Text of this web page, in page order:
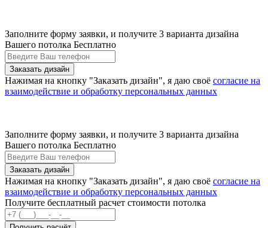
Заполните форму заявки, и получите 3 варианта дизайна
Вашего потолка Бесплатно
Нажимая на кнопку "Заказать дизайн", я даю своё согласие на
взаимодействие и обработку персональных данных
Заполните форму заявки, и получите 3 варианта дизайна
Вашего потолка Бесплатно
Нажимая на кнопку "Заказать дизайн", я даю своё согласие на
взаимодействие и обработку персональных данных
Получите бесплатный расчет стоимости потолка